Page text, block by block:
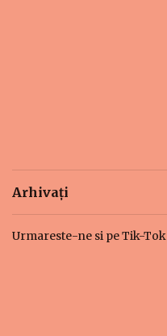
Arhivați
Urmareste-ne si pe Tik-Tok